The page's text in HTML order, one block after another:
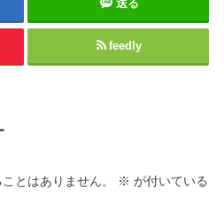
送る
feedly
とはありません。 ※ が付いている